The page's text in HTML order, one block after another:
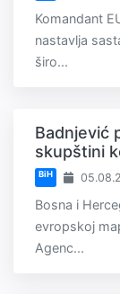
Komandant
nastavlja
širo...
Badnjević
skupštini
BiH
Bosna i
evropskoj
Agenc...